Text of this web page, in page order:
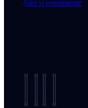
Știri și evenimente